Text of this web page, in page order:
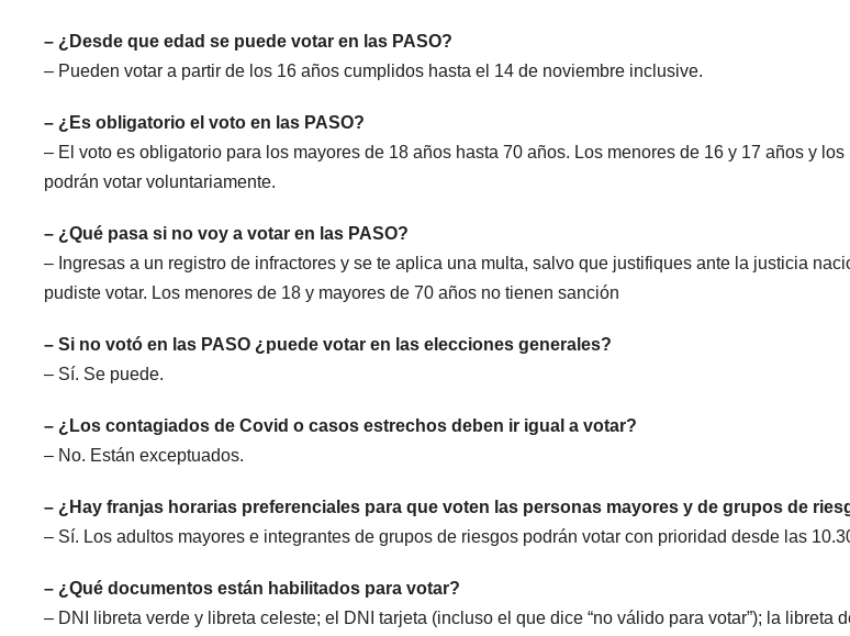
– ¿Desde que edad se puede votar en las PASO?
– Pueden votar a partir de los 16 años cumplidos hasta el 14 de noviembre inclusive.
– ¿Es obligatorio el voto en las PASO?
– El voto es obligatorio para los mayores de 18 años hasta 70 años. Los menores de 16 y 17 años y
podrán votar voluntariamente.
– ¿Qué pasa si no voy a votar en las PASO?
– Ingresas a un registro de infractores y se te aplica una multa, salvo que justifiques ante la justicia
pudiste votar. Los menores de 18 y mayores de 70 años no tienen sanción
– Si no votó en las PASO ¿puede votar en las elecciones generales?
– Sí. Se puede.
– ¿Los contagiados de Covid o casos estrechos deben ir igual a votar?
– No. Están exceptuados.
– ¿Hay franjas horarias preferenciales para que voten las personas mayores y de grupos de
– Sí. Los adultos mayores e integrantes de grupos de riesgos podrán votar con prioridad desde las
– ¿Qué documentos están habilitados para votar?
– DNI libreta verde y libreta celeste; el DNI tarjeta (incluso el que dice “no válido para votar”); la libreta